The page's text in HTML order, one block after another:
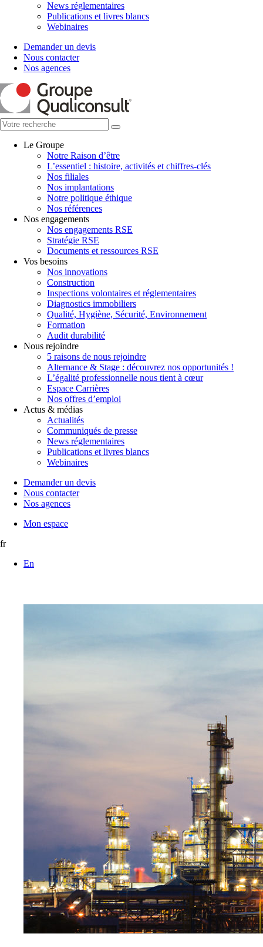
News réglementaires
Publications et livres blancs
Webinaires
Demander un devis
Nous contacter
Nos agences
Le Groupe
Notre Raison d’être
L’essentiel : histoire, activités et chiffres-clés
Nos filiales
Nos implantations
Notre politique éthique
Nos références
Nos engagements
Nos engagements RSE
Stratégie RSE
Documents et ressources RSE
Vos besoins
Nos innovations
Construction
Inspections volontaires et réglementaires
Diagnostics immobiliers
Qualité, Hygiène, Sécurité, Environnement
Formation
Audit durabilité
Nous rejoindre
5 raisons de nous rejoindre
Alternance & Stage : découvrez nos opportunités !
L’égalité professionnelle nous tient à cœur
Espace Carrières
Nos offres d’emploi
Actus & médias
Actualités
Communiqués de presse
News réglementaires
Publications et livres blancs
Webinaires
Demander un devis
Nous contacter
Nos agences
Mon espace
fr
En